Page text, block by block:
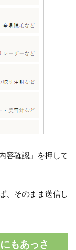
容確認」を押して
、そのまま送信し
もあっさ